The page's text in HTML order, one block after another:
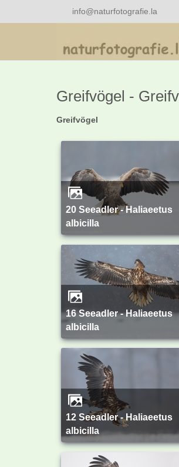
info@naturfotografie.la
Greifvögel -
Greifvögel
20 Seeadler - Haliaeetus
albicilla
16 Seeadler - Haliaeetus
albicilla
12 Seeadler - Haliaeetus
albicilla